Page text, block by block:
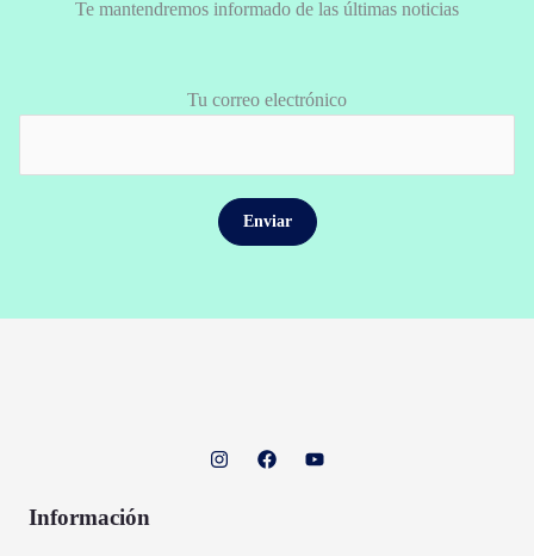
Te mantendremos informado de las últimas noticias
Tu correo electrónico
Información